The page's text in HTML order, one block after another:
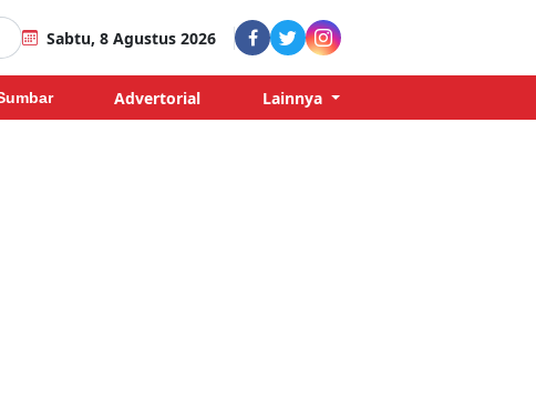
Sabtu, 8 Agustus 2026
Advertorial Lainnya